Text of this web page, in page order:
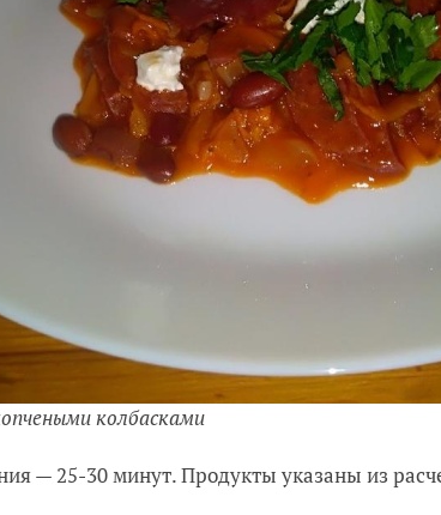
колбасками
— 25-30 минут. Продукты указаны из